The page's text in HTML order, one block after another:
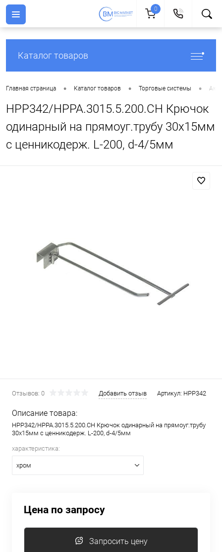
Каталог товаров
Главная страница • Каталог товаров • Торговые системы •
HPP342/HPPA.3015.5.200.CH Крючок
одинарный на прямоуг.трубу 30х15мм
c ценникодерж. L-200, d-4/5мм
Отзывов: 0 Добавить отзыв Артикул: HPP342
Описание товара:
HPP342/HPPA.3015.5.200.CH Крючок одинарный на прямоуг.трубу
30х15мм c ценникодерж. L-200, d-4/5мм
характеристика:
хром
Цена по запросу
Запросить цену
0